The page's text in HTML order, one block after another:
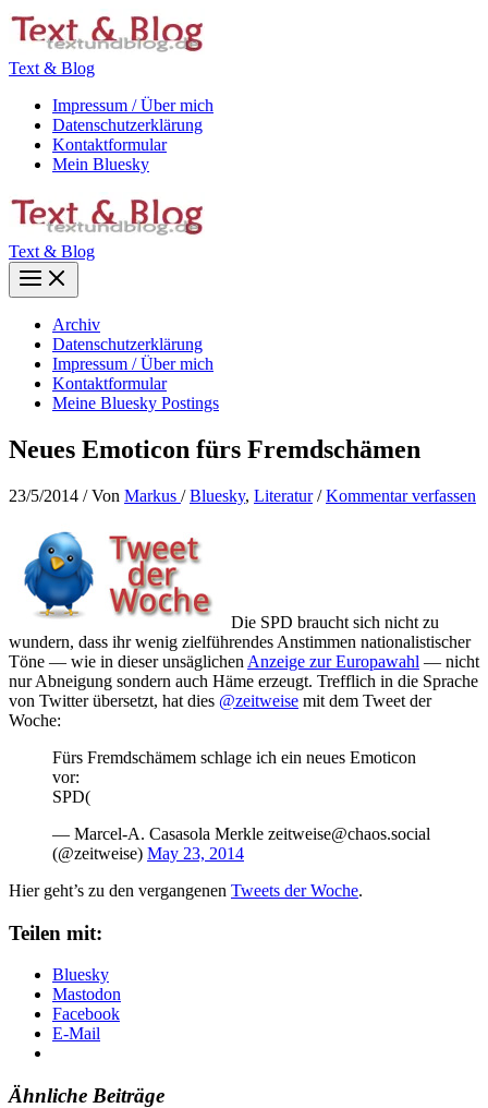
Zum
Inhalt
Text & Blog
Impressum / Über mich
Datenschutzerklärung
Kontaktformular
Mein Bluesky
Text & Blog
Main
Menu
Archiv
Datenschutzerklärung
Impressum / Über mich
Kontaktformular
Meine Bluesky Postings
Neues Emoticon fürs Fremdschämen
23/5/2014 / Von Markus /Bluesky, Literatur/Kommentar verfassen
Die SPD braucht sich nicht zu
wundern, dass ihr wenig zielführendes Anstimmen nationalistischer
Töne — wie in dieser unsäglichen Anzeige zur Europawahl — nicht
nur Abneigung sondern auch Häme erzeugt. Trefflich in die Sprache
von Twitter übersetzt, hat dies @zeitweise mit dem Tweet der
Woche:
Fürs Fremdschämem schlage ich ein neues Emoticon
vor:
SPD(
— Marcel-A. Casasola Merkle zeitweise@chaos.social
(@zeitweise) May 23, 2014
Hier geht’s zu den vergangenen Tweets der Woche.
Teilen mit:
Bluesky
Mastodon
Facebook
E-Mail
Ähnliche Beiträge